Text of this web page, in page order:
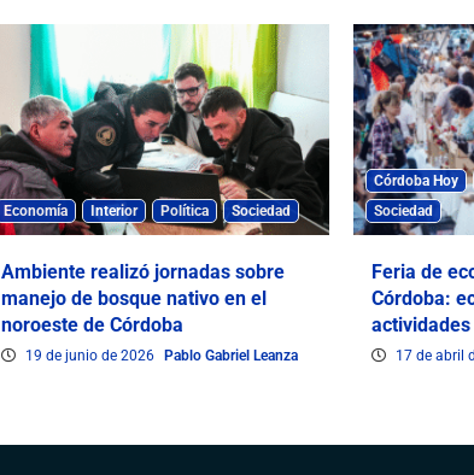
Economía Interior Política Sociedad
Ambiente realizó jornadas sobre
manejo de bosque nativo en el
noroeste de Córdoba
19 de junio de 2026 Pablo Gabriel Leanza
Córdoba Hoy
Sociedad
Feria de
Córdoba:
actividades
17 de abril